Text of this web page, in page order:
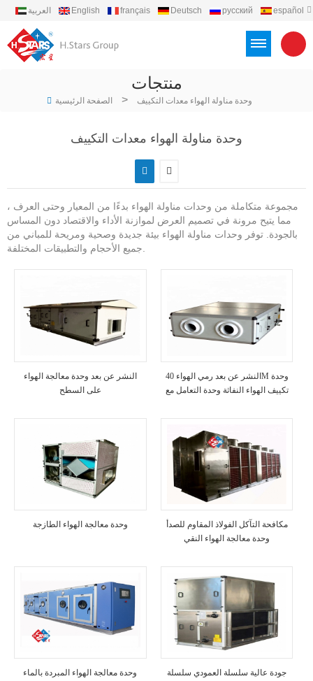
العربية English français Deutsch русский
español
منتجات
الصفحة الرئيسية > وحدة مناولة الهواء معدات التكييف
وحدة مناولة الهواء معدات التكييف
مجموعة متكاملة من وحدات مناولة الهواء بدءًا من المعيار وحتى العرف ،
مما يتيح مرونة في تصميم العرض لموازنة الأداء والاقتصاد دون المساس
بالجودة. توفر وحدات مناولة الهواء بيئة جديدة وصحية ومريحة للمباني من
النشر عن بعد وحدة معالجة الهواء
على السطح
النشر عن بعد رمي الهواء 40M وحدة
تكييف الهواء النفاثة وحدة التعامل مع
وحدة معالجة الهواء الطازجة
مكافحة التآكل الفولاذ المقاوم للصدأ
وحدة معالجة الهواء النقي
وحدة معالجة الهواء المبردة بالماء
جودة عالية سلسلة العمودي سلسلة